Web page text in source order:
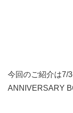
今回のご紹介は7/
ANNIVERSARY